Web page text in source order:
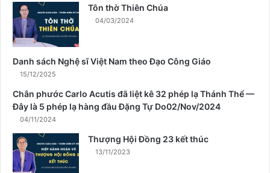
Tôn thờ Thiên Chúa
04/03/2024
Danh sách Nghệ sĩ Việt Nam theo Đạo Công Giáo
15/12/2025
Chân phước Carlo Acutis đã liệt kê 32 phép lạ Thánh Thể —
Đây là 5 phép lạ hàng đầu Đặng Tự Do02/Nov/2024
04/11/2024
Thượng Hội Đồng 23 kết thúc
13/11/2023